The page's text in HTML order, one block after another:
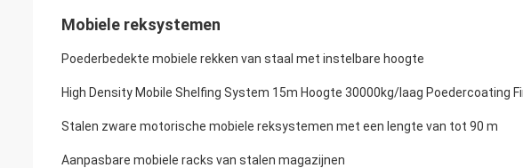
Mobiele reksystemen
Poederbedekte mobiele rekken van staal met instelbare hoogte
High Density Mobile Shelfing System 15m Hoogte 30000kg/laag Poedercoating
Stalen zware motorische mobiele reksystemen met een lengte van tot 90 m
Aanpasbare mobiele racks van stalen magazijnen